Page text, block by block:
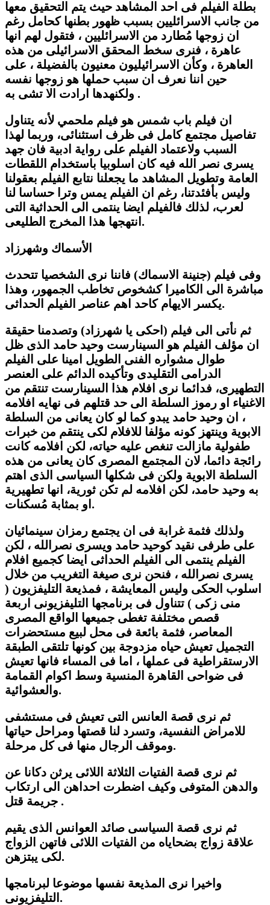
بطلة الفيلم فى احد المشاهد حيث يتم التحقيق معها
من جانب الاسرائليين بسبب ظهور بطنها كحامل رغم
ان زوجها مُطارد من الاسرائليين ، فتقول لهم انها
عاهرة ، فنرى سخط المحقق الاسرائيلى من هذه
العاهرة ، وكأن الاسرائيليون معنيون بالفضيلة ، على
حين اننا نعرف ان سبب حملها هو زوجها نفسه
ولكنهدها ارادت الا تشى به .
ان فيلم باب شمس هو فيلم ملحمي لأنه يتناول
تفاصيل مجتمع كامل فى ظرف استثنائى، وربما لهذا
السبب ولاعتماد الفيلم على رواية ادبية فان جهد
يسرى نصر الله فيه كان اسلوبيا باستخدام اللقطات
العامة وتطويل المشاهد ما يجعلنا نتابع الفيلم بعقولنا
وليس بأفئدتنا، رغم ان الفيلم يمس وترا حساسا لنا
لعرب، لذلك فالفيلم ايضا ينتمى الى الحداثية التى
انتهجها هذا المخرج الطليعى.
الأسماك وشهرزاد
وفى فيلم (جنينة الاسماك) فاننا نرى الشخصيا تتحدث
مباشرة الى الكاميرا كشخوص تخاطب الجمهور، وهذا
يكسر الايهام كاحد اهم عناصر الفيلم الحداثى.
ثم نأتى الى فيلم (احكى يا شهرزاد) وتصدمنا حقيقة
ان مؤلف الفيلم هو السينارست وحيد حامد الذى ظل
طوال مشواره الفنى الطويل امينا على الفيلم
الدرامى التقليدى وتأكيده الدائم على العنصر
التطهيرى، فدائما نرى افلام هذا السينارست تنتقم من
الاغنياء او رموز السلطة الى حد قتلهم فى نهايه افلامه
، ان وحيد حامد يبدو كما لو كان يعانى من السلطة
الابوية وينتهز كونه مؤلفا للافلام لكى ينتقم من خبرات
طفولية مازالت تنغص عليه حياته، لكن افلامه كانت
رائجة دائما، لان المجتمع المصرى كان يعانى من هذه
السلطة الابوية ولكن فى شكلها السياسى الذى اهتم
به وحيد حامد، لكن افلامه لم تكن ثورية، انها تطهيرية
او بمثابة مُسكنات.
ولذلك فثمة غرابة فى ان يجتمع رمزان سينمائيان
على طرفى نقيد كوحيد حامد ويسرى نصرالله ، لكن
الفيلم ينتمى الى الفيلم الحداثى ايضا كجميع افلام
يسرى نصرالله ، فنحن نرى صيغة التغريب من خلال
اسلوب الحكى وليس المعايشة ، فمذيعة التليفزيون (
منى زكى ) تتناول فى برنامجها التليفزيونى اربعة
قصص مختلفة تغطى جميعها الواقع المصرى
المعاصر، فثمة بائعة فى محل لبيع مستحضرات
التجميل تعيش حياه مزدوجة بين كونها تلتقى الطبقة
الارستقراطية فى عملها ، اما فى المساء فانها تعيش
فى ضواحى القاهرة المنسية وسط اكوام القمامة
والعشوائية.
ثم نرى قصة العانس التى تعيش فى مستشفى
للامراض النفسية، وتسرد لنا قصتها ومراحل حياتها
وموقف الرجال منها فى كل مرحلة.
ثم نرى قصة الفتيات الثلاثة اللائى يرثن دكانا عن
والدهن المتوفى وكيف اضطرت احداهن الى ارتكاب
جريمة قتل .
ثم نرى قصة السياسى صائد العوانس الذى يقيم
علاقة زواج بضحاياه من الفتيات اللائى فاتهن الزواج
لكى يبتزهن.
واخيرا نرى المذيعة نفسها موضوعا لبرنامجها
التليفزيونى.